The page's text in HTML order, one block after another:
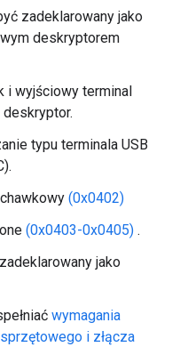
zadeklarowany jako
deskryptorem
i wyjściowy terminal
typu terminala USB
(0x0402)
(0x0403-0x0405) .
jako
wymagania
i złącza